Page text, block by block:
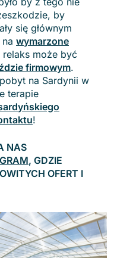
by
się głównym
wymarzone
relaks może być
firmowym.
na Sardynii w
terapie
!
NAS
, GDZIE
OFERT I